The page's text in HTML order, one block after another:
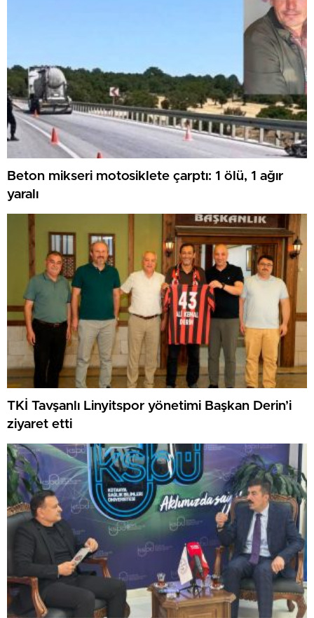
Beton mikseri motosiklete çarptı: 1 ölü, 1 ağır
yaralı
TKİ Tavşanlı Linyitspor yönetimi Başkan Derin’i
ziyaret etti